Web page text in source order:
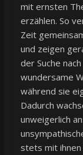
mit ernsten
erzählen. So
Zeit
und zeigen
der Suche
wundersame
während sie
Dadurch
unweigerlich
stets mit